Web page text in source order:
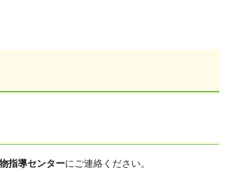
指導センターにご連絡ください。